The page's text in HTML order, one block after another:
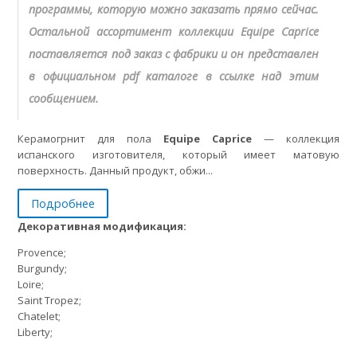
программы, которую можно заказать прямо сейчас.
Остальной ассортимент коллекции Equipe Caprice
поставляется под заказ с фабрики и он представлен
в официальном pdf каталоге в ссылке над этим
сообщением.
Керамогрнит для пола Equipe Caprice— коллекция
испанского изготовителя, который имеет матовую
поверхность. Данный продукт, обжи...
Подробнее
Декоративная модификация:
Provence;
Burgundy;
Loire;
Saint Tropez;
Chatelet;
Liberty;